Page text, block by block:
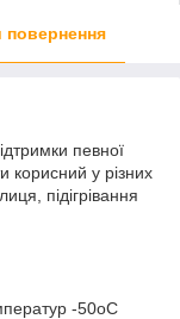
повернення
певної
корисний у різних
підігрівання
-50oС